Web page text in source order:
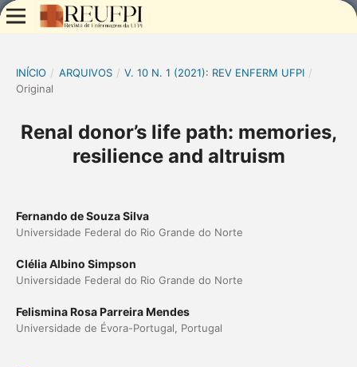
INÍCIO / ARQUIVOS / V. 10 N. 1 (2021): REV ENFERM UFPI /
Original
Renal donor’s life path: memories,
resilience and altruism
Fernando de Souza Silva
Universidade Federal do Rio Grande do Norte
Clélia Albino Simpson
Universidade Federal do Rio Grande do Norte
Felismina Rosa Parreira Mendes
Universidade de Évora-Portugal, Portugal